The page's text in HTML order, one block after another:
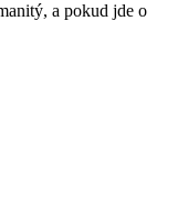
a pokud jde o